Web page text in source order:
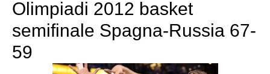
Olimpiadi 2012 basket
semifinale Spagna-Russia 67-
59